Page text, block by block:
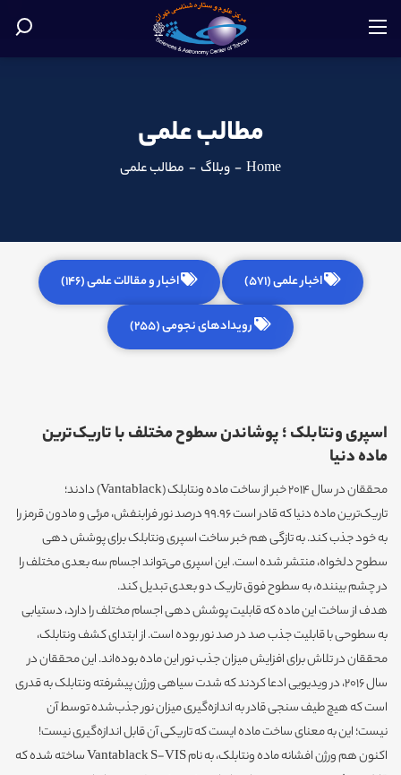
مطالب علمی
Home
- وبلاگ - مطالب علمی
اخبار علمی (571) اخبار و مقالات علمی (146)
رویدادهای نجومی (255)
اسپری ونتابلک ؛ پوشاندن سطوح مختلف با تاریک‌ترین
ماده دنیا
محققان در سال ۲۰۱۴ خبر از ساخت ماده‌ ونتابلک (Vantablack) دادند؛
تاریک‌ترین ماده‌ دنیا که قادر است 99.96 درصد نور فرابنفش، مرئی و مادون قرمز را
به خود جذب کند. به تازگی هم خبر ساخت اسپری ونتابلک برای پوشش دهی
سطوح دلخواه، منتشر شده است. این اسپری می‌تواند اجسام سه بعدی مختلف را
در چشم بیننده، به سطوح فوق تاریک دو بعدی تبدیل کند.
هدف از ساخت این ماده که قابلیت پوشش دهی اجسام مختلف را دارد، دستیابی
به سطوحی با قابلیت جذب صد در صد نور بوده است. از ابتدای کشف ونتابلک،
محققان در تلاش برای افزایش میزان جذب نور این ماده بوده‌اند. این محققان در
سال ۲۰۱۶، در ویدیویی ادعا کردند که شدت سیاهی ورژن پیشرفته ونتابلک به قدری
است که هیچ طیف سنجی قادر به اندازه‌گیری میزان نور جذب‌شده توسط آن
نیست؛ این به معنای ساخت ماده ایست که تاریکی آن قابل اندازه‌گیری نیست!
اکنون هم ورژن افشانه‌ ماده ونتابلک، به نام Vantablack S-VIS ساخته شده که